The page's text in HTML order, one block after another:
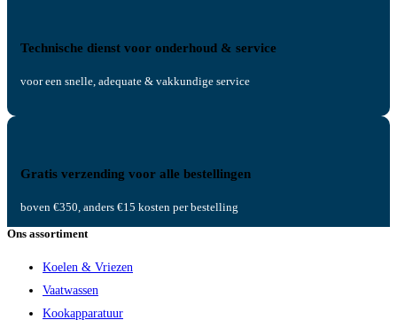
Technische dienst voor onderhoud & service
voor een snelle, adequate & vakkundige service
Gratis verzending voor alle bestellingen
boven €350, anders €15 kosten per bestelling
Ons assortiment
Koelen & Vriezen
Vaatwassen
Kookapparatuur